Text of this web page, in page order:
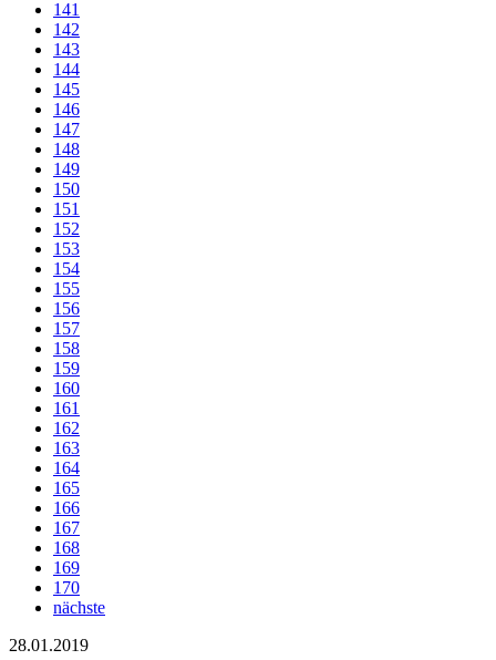
141
142
143
144
145
146
147
148
149
150
151
152
153
154
155
156
157
158
159
160
161
162
163
164
165
166
167
168
169
170
nächste
28.01.2019